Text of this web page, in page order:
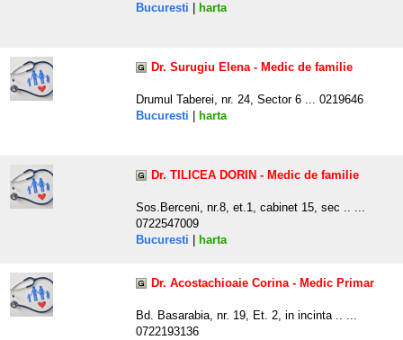
Bucuresti
harta
Dr. Surugiu Elena - Medic de familie
Drumul Taberei, nr. 24, Sector 6 ... 0219646
Bucuresti
harta
Dr. TILICEA DORIN - Medic de familie
Sos.Berceni, nr.8, et.1, cabinet 15, sec .. ...
0722547009
Bucuresti
harta
Dr. Acostachioaie Corina - Medic Primar
Bd. Basarabia, nr. 19, Et. 2, in incinta .. ...
0722193136